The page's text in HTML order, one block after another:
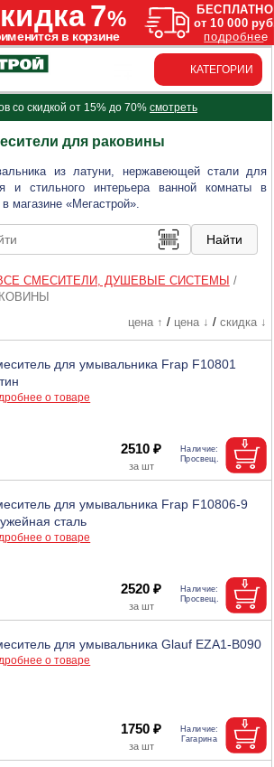
КАТЕГОРИИ
со скидкой от 15% до 70% смотреть
для раковины
из латуни, нержавеющей стали для
и стильного интерьера ванной комнаты в
магазине «Мегастрой».
СМЕСИТЕЛИ, ДУШЕВЫЕ СИСТЕМЫ /
цена ↑ / цена ↓ / скидка ↓
для умывальника Frap F10801
о товаре
2510 ₽
для умывальника Frap F10806-9
сталь
о товаре
2520 ₽
для умывальника Glauf EZA1-B090
о товаре
1750 ₽